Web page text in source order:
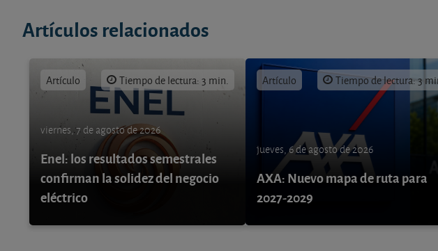
Artículos relacionados
Artículo Tiempo de lectura: 3 min.
viernes, 7 de agosto de 2026
Enel: los resultados semestrales
confirman la solidez del negocio
eléctrico
Artículo Tiempo de lectura: 3
jueves, 6 de agosto de 2026
AXA: Nuevo mapa de ruta para
2027-2029